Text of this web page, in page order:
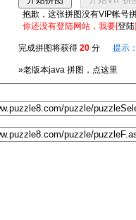
抱歉，这张拼图没有VIP帐号
你还没有登陆网站，我要[登陆
完成拼图将获得 20 分 提示
»老版本java 拼图，点这里